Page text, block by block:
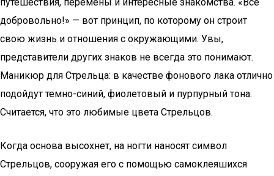
добровольно!» — вот принцип, по которому он строит
свою жизнь и отношения с окружающими. Увы,
представители других знаков не всегда это понимают.
Маникюр для Стрельца: в качестве фонового лака отлично
подойдут темно-синий, фиолетовый и пурпурный тона.
Считается, что это любимые цвета Стрельцов.
Когда основа высохнет, на ногти наносят символ
Стрельцов, сооружая его с помощью самоклеяшихся